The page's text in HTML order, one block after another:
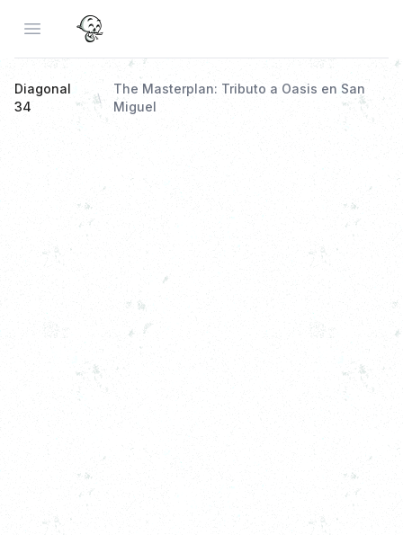
Open menu
Diagonal
34
The Masterplan: Tributo a Oasis en San
Miguel